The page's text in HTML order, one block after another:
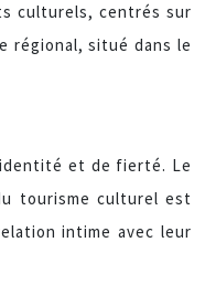
culturels, centrés sur
régional, situé dans le
et de fierté. Le
tourisme culturel est
intime avec leur